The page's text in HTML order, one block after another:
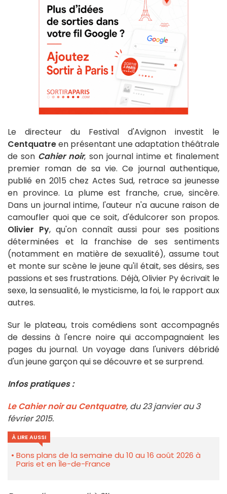
Le directeur du Festival d'Avignon investit le
Centquatreen présentant une adaptation théâtrale
de son Cahier noir, son journal intime et finalement
premier roman de sa vie. Ce journal authentique,
publié en 2015 chez Actes Sud, retrace sa jeunesse
en province. La plume est franche, crue, sincère.
Dans un journal intime, l'auteur n'a aucune raison de
camoufler quoi que ce soit, d'édulcorer son propos.
Olivier Py, qu'on connaît aussi pour ses positions
déterminées et la franchise de ses sentiments
(notamment en matière de sexualité), assume tout
et monte sur scène le jeune qu'il était, ses désirs, ses
passions et ses frustrations. Déjà, Olivier Py écrivait le
sexe, la sensualité, le mysticisme, la foi, le rapport aux
autres.
Sur le plateau, trois comédiens sont accompagnés
de dessins à l'encre noire qui accompagnaient les
pages du journal. Un voyage dans l'univers débridé
d'un jeune garçon qui se découvre et se surprend.
Infos pratiques :
Le Cahier noir au Centquatre, du 23 janvier au 3
février 2015.
À LIRE AUSSI
Bons plans de la semaine du 10 au 16 août 2026 à
Paris et en Île-de-France